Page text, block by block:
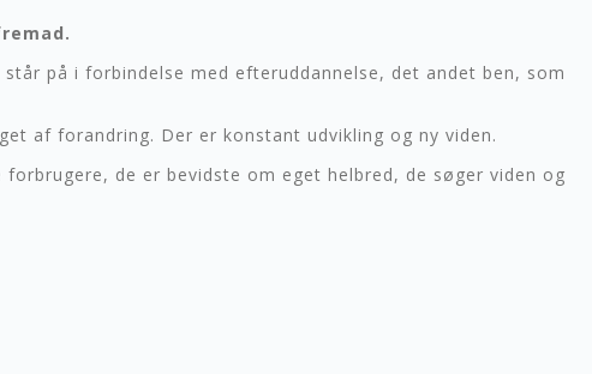
på i forbindelse med efteruddannelse, det andet ben, som
af forandring. Der er konstant udvikling og ny viden.
de er bevidste om eget helbred, de søger viden og